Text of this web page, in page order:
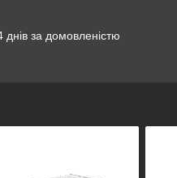
за домовленістю